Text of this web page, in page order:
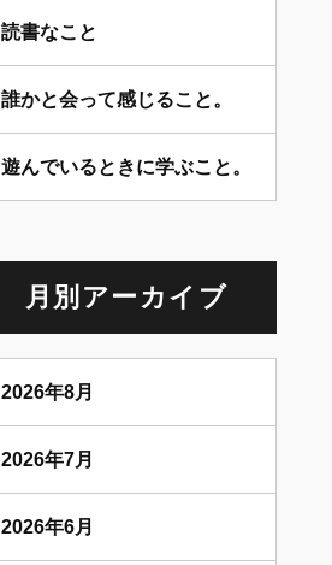
読書なこと
誰かと会って感じること。
遊んでいるときに学ぶこと。
月別アーカイブ
2026年8月
2026年7月
2026年6月